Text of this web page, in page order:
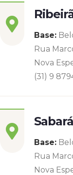
Base:
Rua
Nova
(31) 9
Base:
Rua
Nova